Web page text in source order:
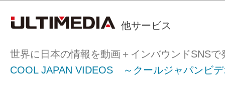
他サービス
世界に日本の情報を動画＋インバウンドSNSで
COOL JAPAN VIDEOS ～クールジャパンビ